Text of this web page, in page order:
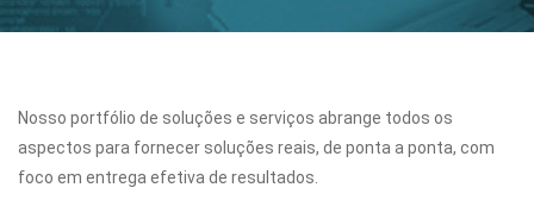
Nosso portfólio de soluções e serviços abrange todos os
aspectos para fornecer soluções reais, de ponta a ponta, com
foco em entrega efetiva de resultados.